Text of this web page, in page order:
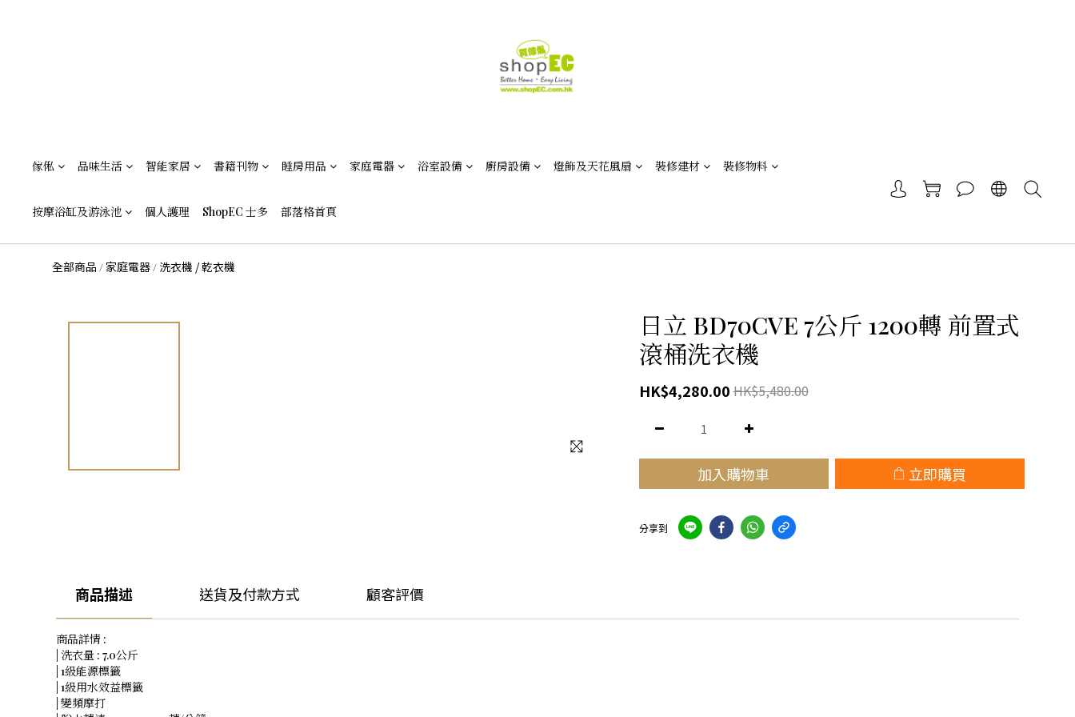
傢俬 品味生活 智能家居 書籍刊物 睡房用品 家庭電器 浴室設備 廚房設備 燈飾及天花風扇 裝修建材 裝修物料
按摩浴缸及游泳池 個人護理 ShopEC 士多 部落格首頁
全部商品 / 家庭電器 / 洗衣機 / 乾衣機
日立 BD70CVE 7公斤 1200轉 前置式
滾桶洗衣機
HK$4,280.00HK$5,480.00
加入購物車 立即購買
分享到
商品描述 送貨及付款方式 顧客評價
商品詳情 :
| 洗衣量 : 7.0公斤
| 1級能源標籤
| 1級用水效益標籤
| 變頻摩打